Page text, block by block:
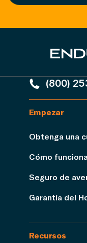
(800)
Empezar
Obtenga una
Cómo funciona
Seguro de
Garantía del
Recursos